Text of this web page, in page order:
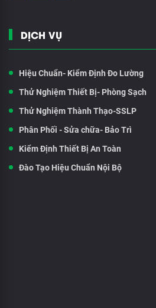
DỊCH VỤ
Hiệu Chuẩn- Kiểm Định Đo Lường
Thử Nghiệm Thiết Bị- Phòng Sạch
Thử Nghiệm Thành Thạo-SSLP
Phân Phối - Sửa chữa- Bảo Trì
Kiểm Định Thiết Bị An Toàn
Đào Tạo Hiệu Chuẩn Nội Bộ